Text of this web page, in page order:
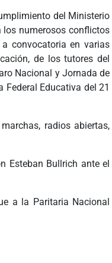
del Ministerio
los numerosos conflictos
convocatoria en varias
de los tutores del
Nacional y Jornada de
Educativa del 21
radios abiertas,
Esteban Bullrich ante el
a la Paritaria Nacional